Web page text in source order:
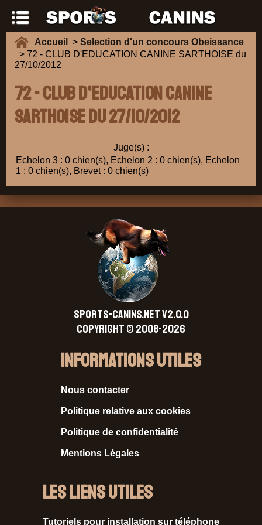
Accueil > Selection d'un concours Obeissance
> 72 - CLUB D'EDUCATION CANINE SARTHOISE du
27/10/2012
72 - CLUB D'EDUCATION CANINE
SARTHOISE du 27/10/2012
Juge(s) :
Echelon 3 : 0 chien(s), Echelon 2 : 0 chien(s), Echelon
1 : 0 chien(s), Brevet : 0 chien(s)
SPORTS-CANINS.NET V2.0.0
Copyright © 2008-2026
Informations Utiles
Nous contacter
Politique relative aux cookies
Politique de confidentialité
Mentions Légales
Les liens utiles
Tutoriels pour installation sur téléphone